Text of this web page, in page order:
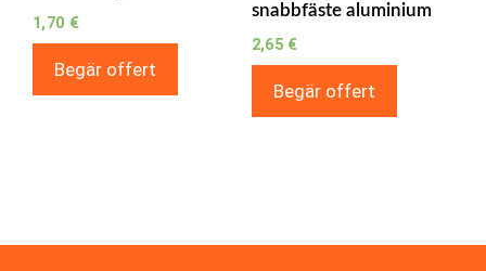
1,70 €
Begär offert
snabbfäste aluminium
2,65 €
Begär offert